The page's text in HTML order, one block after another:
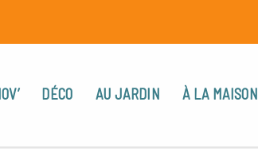
DÉCO AU JARDIN À LA MAISON